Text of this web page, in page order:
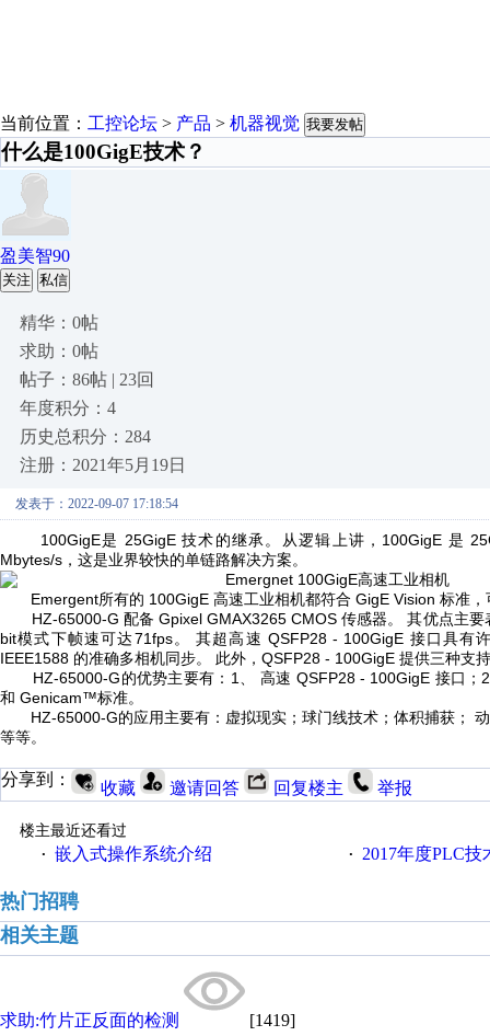
当前位置： 工控论坛 > 产品 > 机器视觉 我要发帖
什么是100GigE技术？
盈美智90
关注 私信
精华：0帖
求助：0帖
帖子：86帖 | 23回
年度积分：4
历史总积分：284
注册：2021年5月19日
发表于：2022-09-07 17:18:54
100GigE是 25GigE 技术的继承。从逻辑上讲，100GigE 是
Mbytes/s，这是业界较快的单链路解决方案。
Emergent所有的 100GigE 高速工业相机都符合 GigE Vision 标准，
HZ-65000-G 配备 Gpixel GMAX3265 CMOS 传感器。 其优点主要
bit模式下帧速可达71fps。 其超高速 QSFP28 - 100GigE 接口具
IEEE1588 的准确多相机同步。 此外，QSFP28 - 100GigE 提供三种支
HZ-65000-G的优势主要有：1、 高速 QSFP28 - 100GigE 接口；
和 Genicam™标准。
HZ-65000-G的应用主要有：虚拟现实；球门线技术；体积捕获；
等等。
分享到： 收藏 邀请回答 回复楼主 举报
楼主最近还看过
· 嵌入式操作系统介绍 · 2017年度PLC
热门招聘
相关主题
求助:竹片正反面的检测 [1419]